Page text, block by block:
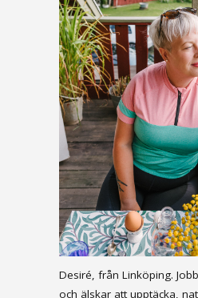
Desiré, från Linköping.
och älskar att upptäcka,